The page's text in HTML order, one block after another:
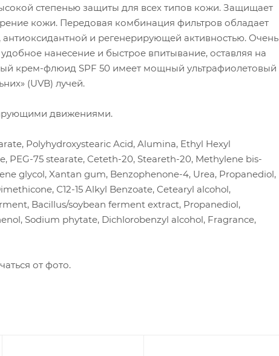
степенью защиты для всех типов кожи. Защищает
кожи. Передовая комбинация фильтров обладает
и регенерирующей активностью. Очень
нанесение и быстрое впитывание, оставляя на
крем-флюид SPF 50 имеет мощный ультрафиолетовый
(UVB) лучей.
движениями.
Polyhydroxystearic Acid, Alumina, Ethyl Hexyl
PEG-75 stearate, Ceteth-20, Steareth-20, Methylene bis-
glycol, Xantan gum, Benzophenone-4, Urea, Propanediol,
С12-15 Alkyl Benzoate, Cetearyl alcohol,
Bacillus/soybean ferment extract, Propanediol,
Sodium phytate, Dichlorobenzyl alcohol, Fragrance,
от фото.